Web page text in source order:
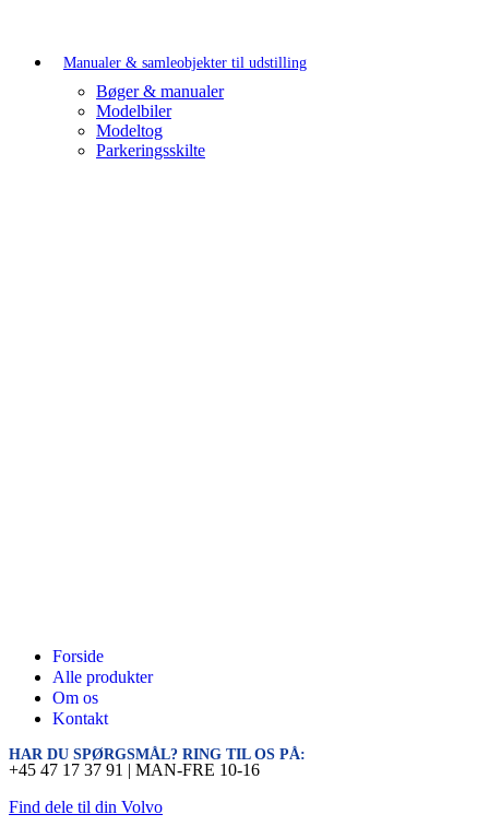
Manualer & samleobjekter til udstilling
Bøger & manualer
Modelbiler
Modeltog
Parkeringsskilte
Forside
Alle produkter
Om os
Kontakt
HAR DU SPØRGSMÅL? RING TIL OS PÅ:
+45 47 17 37 91 | MAN-FRE 10-16
Find dele til din Volvo